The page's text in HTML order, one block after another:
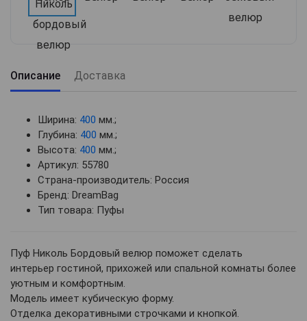
Описание Доставка
Ширина: 400 мм.;
Глубина: 400 мм.;
Высота: 400 мм.;
Артикул: 55780
Страна-производитель: Россия
Бренд: DreamBag
Тип товара: Пуфы
Пуф Николь Бордовый велюр поможет сделать
интерьер гостиной, прихожей или спальной комнаты более
уютным и комфортным.
Модель имеет кубическую форму.
Отделка декоративными строчками и кнопкой.